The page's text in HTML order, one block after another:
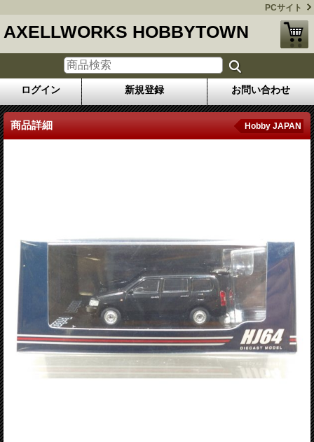
PCサイト
AXELLWORKS HOBBYTOWN
ログイン 新規登録 お問い合わせ
商品詳細 Hobby JAPAN